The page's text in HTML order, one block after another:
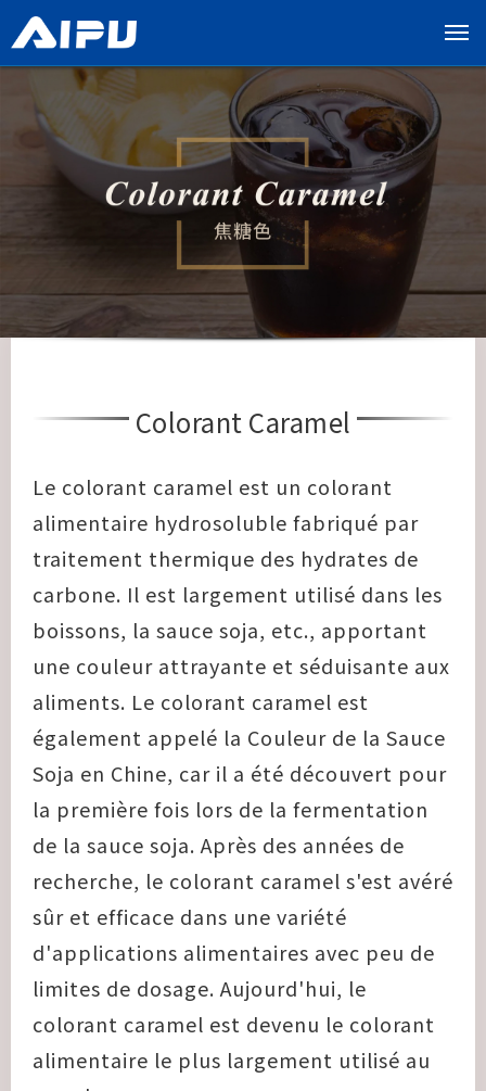
展
Colorant Caramel
Le colorant caramel est un colorant
alimentaire hydrosoluble fabriqué par
traitement thermique des hydrates de
carbone. Il est largement utilisé dans les
boissons, la sauce soja, etc., apportant
une couleur attrayante et séduisante aux
aliments. Le colorant caramel est
également appelé la Couleur de la Sauce
Soja en Chine, car il a été découvert pour
la première fois lors de la fermentation
de la sauce soja. Après des années de
recherche, le colorant caramel s'est avéré
sûr et efficace dans une variété
d'applications alimentaires avec peu de
limites de dosage. Aujourd'hui, le
colorant caramel est devenu le colorant
alimentaire le plus largement utilisé au